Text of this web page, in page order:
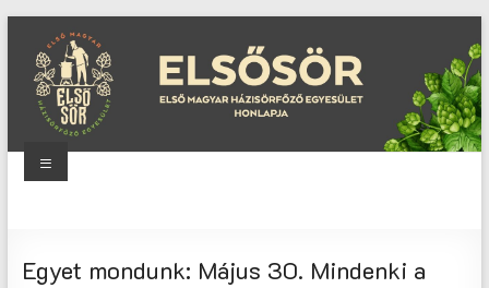
content
Magyar
Menu
Egyet mondunk: Május 30. Mindenki a